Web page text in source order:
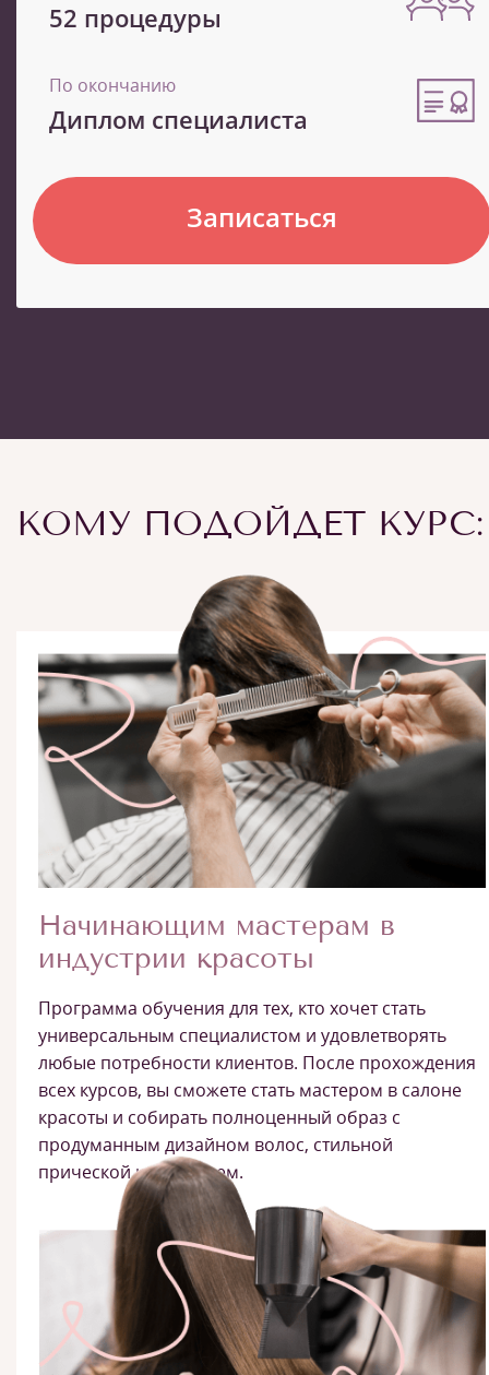
52 процедуры
По окончанию
Диплом специалиста
Записаться
КОМУ ПОДОЙДЕТ КУРС:
Начинающим мастерам в
индустрии красоты
Программа обучения для тех, кто хочет стать
универсальным специалистом и удовлетворять
любые потребности клиентов. После прохождения
всех курсов, вы сможете стать мастером в салоне
красоты и собирать полноценный образ с
продуманным дизайном волос, стильной
прической и макияжем.